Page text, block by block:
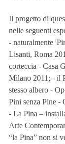
Il progetto di
nelle seguenti
- naturalmente
Lisanti, Roma
corteccia - Casa
Milano 2011; - il
stesso albero -
Pini senza Pine -
- La Pina –
Arte
“la Pina” non si